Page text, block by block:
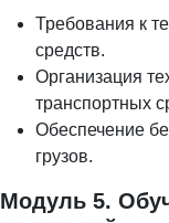
Требования к
средств.
Организация
транспортных
Обеспечение
грузов.
Модуль 5.